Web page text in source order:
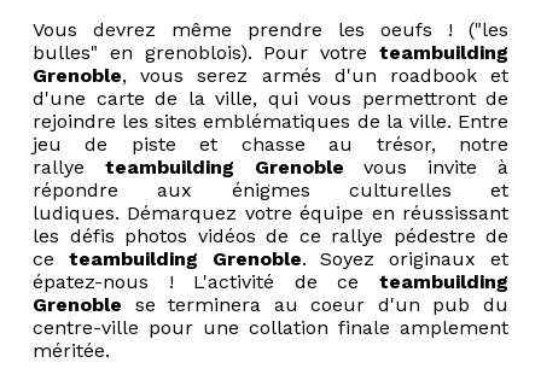
Vous devrez même prendre les oeufs ! ("les
bulles" en grenoblois). Pour votre teambuilding
Grenoble, vous serez armés d'un roadbook et
d'une carte de la ville, qui vous permettront de
rejoindre les sites emblématiques de la ville. Entre
jeu de piste et chasse au trésor, notre
rallye teambuilding Grenoble vous invite à
répondre aux énigmes culturelles et
ludiques. Démarquez votre équipe en réussissant
les défis photos vidéos de ce rallye pédestre de
ce teambuilding Grenoble. Soyez originaux et
épatez-nous ! L'activité de ce teambuilding
Grenoble se terminera au coeur d'un pub du
centre-ville pour une collation finale amplement
méritée.